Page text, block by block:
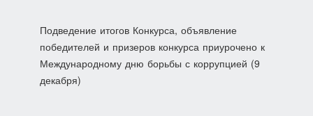
Подведение итогов Конкурса, объявление
победителей и призеров конкурса приурочено к
Международному дню борьбы с коррупцией (9
декабря)